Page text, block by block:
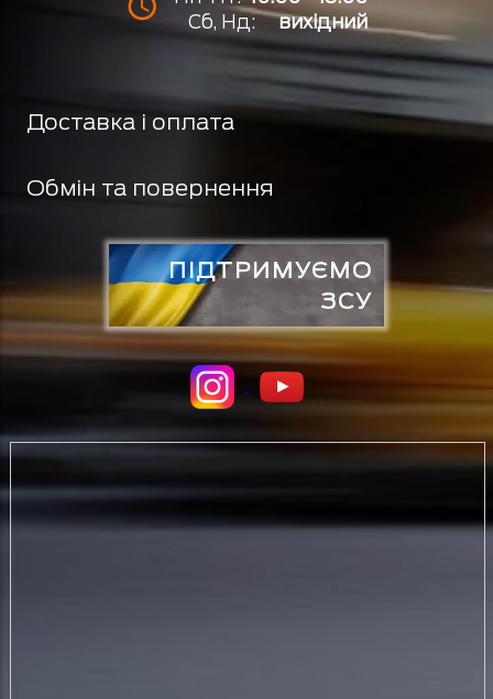
Сб, Нд:
вихідний
Доставка і оплата
Обмін та повернення
ПІДТРИМУЄМО
ЗСУ